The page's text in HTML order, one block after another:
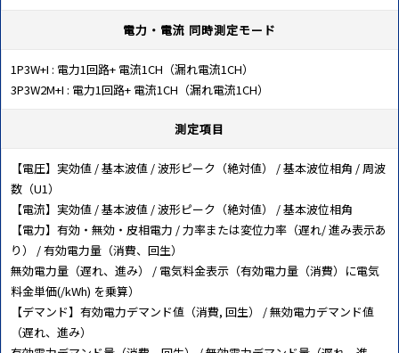
電力・電流 同時測定モード
1P3W+I : 電力1回路+ 電流1CH（漏れ電流1CH）
3P3W2M+I : 電力1回路+ 電流1CH（漏れ電流1CH）
測定項目
【電圧】実効値 / 基本波値 / 波形ピーク（絶対値） / 基本波位相角 / 周波
数（U1）
【電流】実効値 / 基本波値 / 波形ピーク（絶対値） / 基本波位相角
【電力】有効・無効・皮相電力 / 力率または変位力率（遅れ/ 進み表示あ
り） / 有効電力量（消費、回生）
無効電力量（遅れ、進み） / 電気料金表示（有効電力量（消費）に電気
料金単価(/kWh) を乗算）
【デマンド】有効電力デマンド値（消費, 回生） / 無効電力デマンド値
（遅れ、進み）